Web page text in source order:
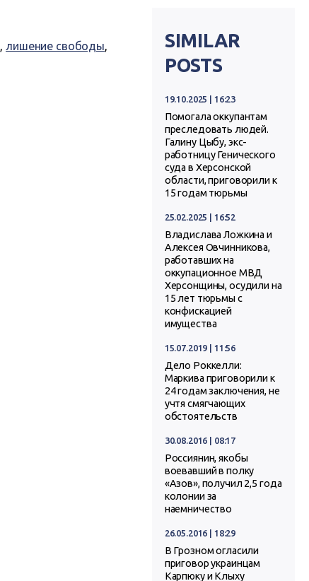
,лишение свободы,
SIMILAR
POSTS
19.10.2025 | 16:23
Помогала оккупантам
преследовать людей.
Галину Цыбу, экс-
работницу Генического
суда в Херсонской
области, приговорили к
15 годам тюрьмы
25.02.2025 | 16:52
Владислава Ложкина и
Алексея Овчинникова,
работавших на
оккупационное МВД
Херсонщины, осудили на
15 лет тюрьмы с
конфискацией
имущества
15.07.2019 | 11:56
Дело Роккелли:
Маркива приговорили к
24 годам заключения, не
учтя смягчающих
обстоятельств
30.08.2016 | 08:17
Россиянин, якобы
воевавший в полку
«Азов», получил 2,5 года
колонии за
наемничество
26.05.2016 | 18:29
В Грозном огласили
приговор украинцам
Карпюку и Клыху